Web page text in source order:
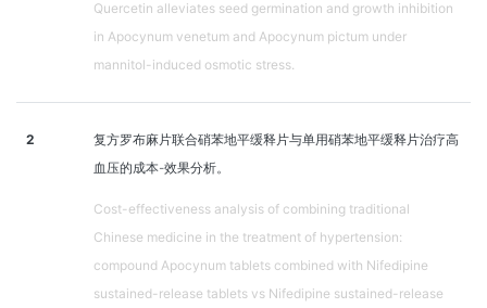
Quercetin alleviates seed germination and growth inhibition
in Apocynum venetum and Apocynum pictum under
mannitol-induced osmotic stress.
2
复方罗布麻片联合硝苯地平缓释片与单用硝苯地平缓释片治疗高
血压的成本-效果分析。
Cost-effectiveness analysis of combining traditional
Chinese medicine in the treatment of hypertension:
compound Apocynum tablets combined with Nifedipine
sustained-release tablets vs Nifedipine sustained-release